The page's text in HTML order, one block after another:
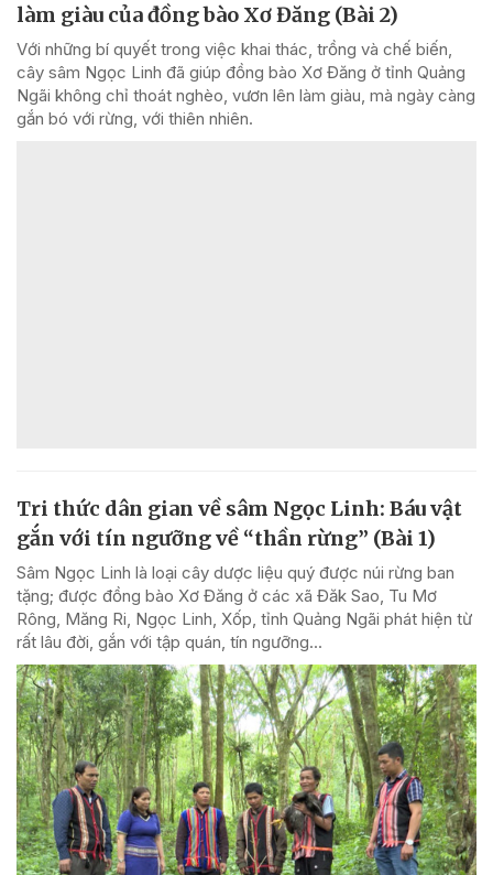
làm giàu của đồng bào Xơ Đăng (Bài 2)
Với những bí quyết trong việc khai thác, trồng và chế biến,
cây sâm Ngọc Linh đã giúp đồng bào Xơ Đăng ở tỉnh Quảng
Ngãi không chỉ thoát nghèo, vươn lên làm giàu, mà ngày càng
gắn bó với rừng, với thiên nhiên.
Tri thức dân gian về sâm Ngọc Linh: Báu vật
gắn với tín ngưỡng về “thần rừng” (Bài 1)
Sâm Ngọc Linh là loại cây dược liệu quý được núi rừng ban
tặng; được đồng bào Xơ Đăng ở các xã Đăk Sao, Tu Mơ
Rông, Măng Ri, Ngọc Linh, Xốp, tỉnh Quảng Ngãi phát hiện từ
rất lâu đời, gắn với tập quán, tín ngưỡng...